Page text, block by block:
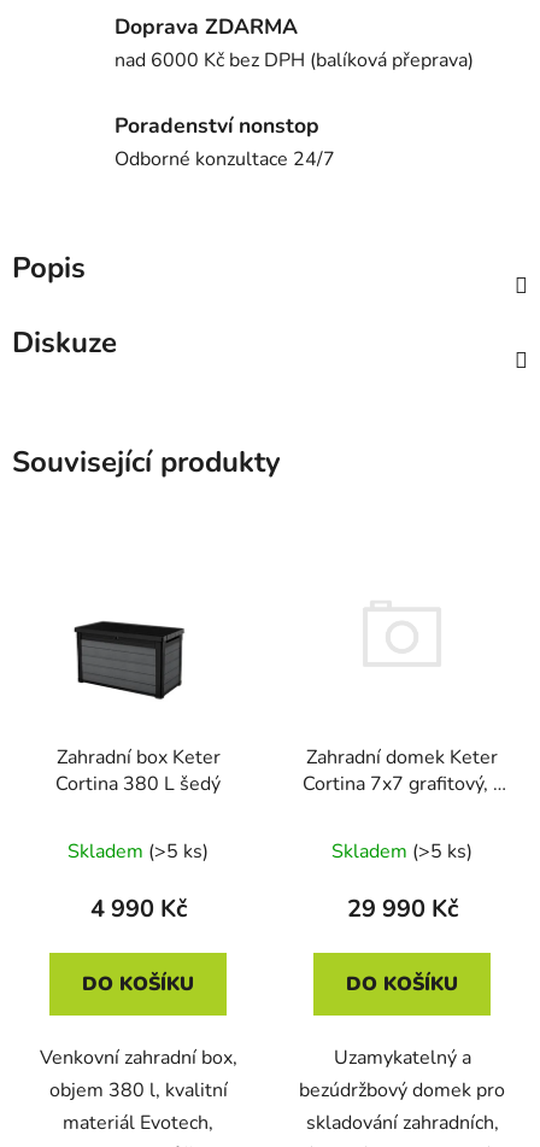
Doprava ZDARMA
nad 6000 Kč bez DPH (balíková přeprava)
Poradenství nonstop
Odborné konzultace 24/7
Popis
Diskuze
Související produkty
Zahradní box Keter
Cortina 380 L šedý
Skladem (>5 ks)
4 990 Kč
DO KOŠÍKU
Venkovní zahradní box,
objem 380 l, kvalitní
materiál Evotech,
Zahradní domek Keter
Cortina 7x7 grafitový, s
Skladem (>5 ks)
29 990 Kč
DO KOŠÍKU
Uzamykatelný a
bezúdržbový domek pro
skladování zahradních,